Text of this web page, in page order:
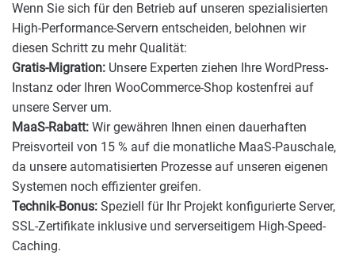
Wenn Sie sich für den Betrieb auf unseren spezialisierten
High-Performance-Servern entscheiden, belohnen wir
diesen Schritt zu mehr Qualität:
Gratis-Migration: Unsere Experten ziehen Ihre WordPress-
Instanz oder Ihren WooCommerce-Shop kostenfrei auf
unsere Server um.
MaaS-Rabatt: Wir gewähren Ihnen einen dauerhaften
Preisvorteil von 15 % auf die monatliche MaaS-Pauschale,
da unsere automatisierten Prozesse auf unseren eigenen
Systemen noch effizienter greifen.
Technik-Bonus: Speziell für Ihr Projekt konfigurierte Server,
SSL-Zertifikate inklusive und serverseitigem High-Speed-
Caching.